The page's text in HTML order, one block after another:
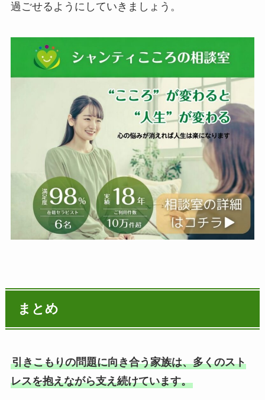
過ごせるようにしていきましょう。
まとめ
引きこもりの問題に向き合う家族は、多くのスト
レスを抱えながら支え続けています。